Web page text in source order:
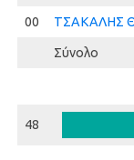
00
00 ΤΣΑΚΑΛΗΣ
Σύνολο
48